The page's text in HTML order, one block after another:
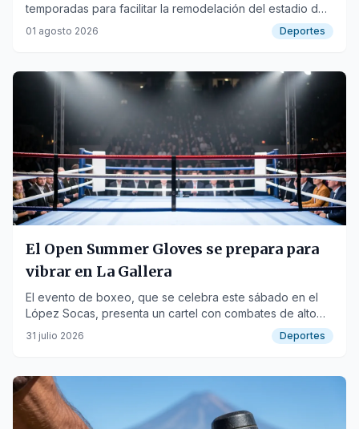
temporadas para facilitar la remodelación del estadio de
cara al Mundial 2030.
01 agosto 2026 Deportes
El Open Summer Gloves se prepara para
vibrar en La Gallera
El evento de boxeo, que se celebra este sábado en el
López Socas, presenta un cartel con combates de alto
voltaje y la promesa de una gran asistencia.
31 julio 2026 Deportes